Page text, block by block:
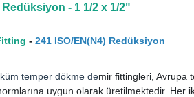
- 1 1/2 x 1/2"
-241 ISO/EN(N4) Redüksiyon
temper dökme demir fittingleri, Avrupa
uygun olarak üretilmektedir.